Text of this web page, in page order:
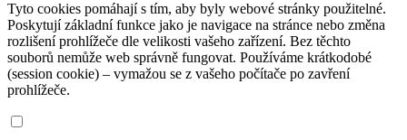
Tyto cookies pomáhají s tím, aby byly webové stránky použitelné.
Poskytují základní funkce jako je navigace na stránce nebo změna
rozlišení prohlížeče dle velikosti vašeho zařízení. Bez těchto
souborů nemůže web správně fungovat. Používáme krátkodobé
(session cookie) – vymažou se z vašeho počítače po zavření
prohlížeče.